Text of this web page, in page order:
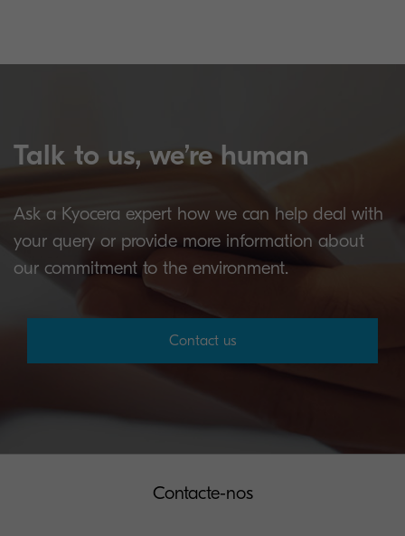
Talk to us, we’re human
Ask a Kyocera expert how we can help deal with
your query or provide more information about
our commitment to the environment.
Contact us
Contacte-nos